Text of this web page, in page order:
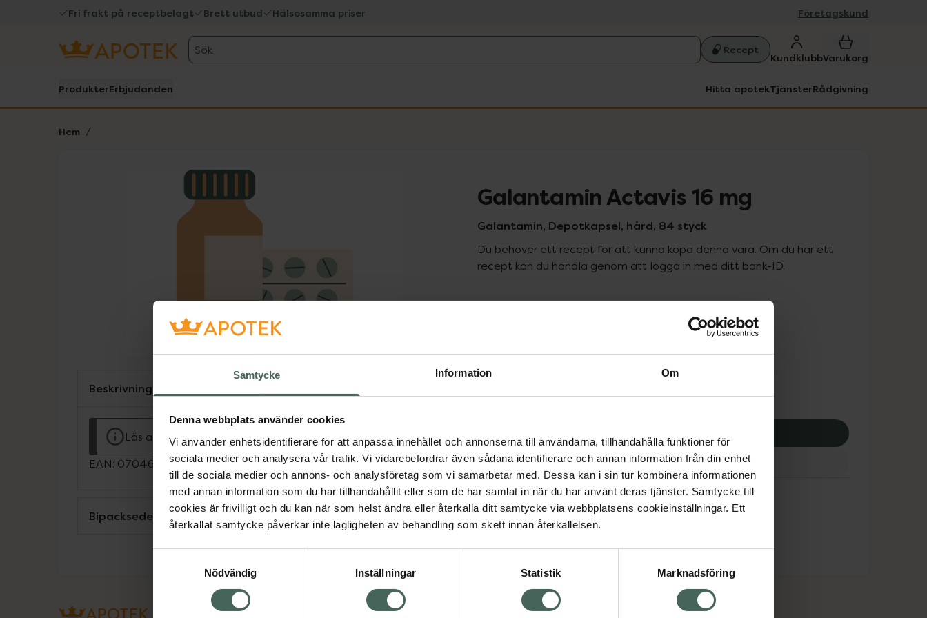
Samtycke Information Om
Denna webbplats använder cookies
Vi använder enhetsidentifierare för att anpassa innehållet och annonserna till användarna, tillhandahålla funktioner för
sociala medier och analysera vår trafik. Vi vidarebefordrar även sådana identifierare och annan information från din enhet
till de sociala medier och annons- och analysföretag som vi samarbetar med. Dessa kan i sin tur kombinera informationen
med annan information som du har tillhandahållit eller som de har samlat in när du har använt deras tjänster. Samtycke till
cookies är frivilligt och du kan när som helst ändra eller återkalla ditt samtycke via webbplatsens cookieinställningar. Ett
återkallat samtycke påverkar inte lagligheten av behandling som skett innan återkallelsen.
Nödvändig
Inställningar Statistik Marknadsföring
Fri frakt på receptbelagt Brett utbud Hälsosamma priser Företagskund
Sök Recept
KundklubbVarukorg
ProdukterErbjudanden Hitta apotekTjänsterRådgivning
Hem
Lista: . Innehåller 1 objekt. Galantamin Actavis 16 mg
Galantamin, Depotkapsel, hård, 84 styck
Du behöver ett recept för att kunna köpa denna vara. Om du har ett
recept kan du handla genom att logga in med ditt bank-ID.
Pris med recept
Högkostnadsskyddet gäller
979,84 kr
I apotek:979,84 kr
Köp via ditt recept
Aktuella erbjudanden
Beskrivning
Läs alltid bipacksedeln innan användning.
EAN: 07046265636045
Bipacksedel från FASS Visa
Om recept och läkemedel